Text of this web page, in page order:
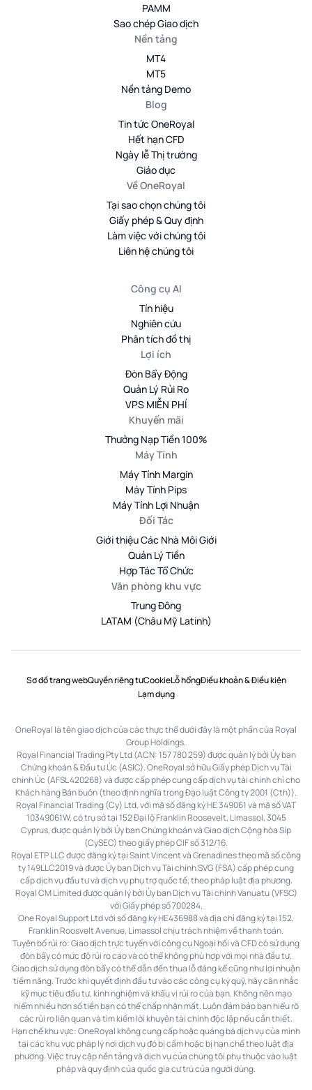
PAMM
Sao chép Giao dịch
Nền tảng
MT4
MT5
Nền tảng Demo
Blog
Tin tức OneRoyal
Hết hạn CFD
Ngày lễ Thị trường
Giáo dục
Về OneRoyal
Tại sao chọn chúng tôi
Giấy phép & Quy định
Làm việc với chúng tôi
Liên hệ chúng tôi
Công cụ AI
Tín hiệu
Nghiên cứu
Phân tích đồ thị
Lợi ích
Đòn Bẩy Động
Quản Lý Rủi Ro
VPS MIỄN PHÍ
Khuyến mãi
Thưởng Nạp Tiền 100%
Máy Tính
Máy Tính Margin
Máy Tính Pips
Máy Tính Lợi Nhuận
Đối Tác
Giới thiệu Các Nhà Môi Giới
Quản Lý Tiền
Hợp Tác Tổ Chức
Văn phòng khu vực
Trung Đông
LATAM (Châu Mỹ Latinh)
Sơ đồ trang webQuyền riêng tưCookieLỗ hổngĐiều khoản & Điều kiện
Lạm dụng
OneRoyal là tên giao dịch của các thực thể dưới đây là một phần của Royal
Group Holdings.
Royal Financial Trading Pty Ltd (ACN: 157 780 259) được quản lý bởi Ủy ban
Chứng khoán & Đầu tư Úc (ASIC). OneRoyal sở hữu Giấy phép Dịch vụ Tài
chính Úc (AFSL 420268) và được cấp phép cung cấp dịch vụ tài chính chỉ cho
Khách hàng Bán buôn (theo định nghĩa trong Đạo luật Công ty 2001 (Cth)).
Royal Financial Trading (Cy) Ltd, với mã số đăng ký HE 349061 và mã số VAT
10349061W, có trụ sở tại 152 Đại lộ Franklin Roosevelt, Limassol, 3045
Cyprus, được quản lý bởi Ủy ban Chứng khoán và Giao dịch Cộng hòa Síp
(CySEC) theo giấy phép CIF số 312/16.
Royal ETP LLC được đăng ký tại Saint Vincent và Grenadines theo mã số công
ty 149LLC2019 và được Ủy ban Dịch vụ Tài chính SVG (FSA) cấp phép cung
cấp dịch vụ đầu tư và dịch vụ phụ trợ quốc tế, theo pháp luật địa phương.
Royal CM Limited được quản lý bởi Ủy ban Dịch vụ Tài chính Vanuatu (VFSC)
với Giấy phép số 700284.
One Royal Support Ltd với số đăng ký HE436988 và địa chỉ đăng ký tại 152,
Franklin Roosvelt Avenue, Limassol chịu trách nhiệm về thanh toán.
Tuyên bố rủi ro: Giao dịch trực tuyến với công cụ Ngoại hối và CFD có sử dụng
đòn bẩy có mức độ rủi ro cao và có thể không phù hợp với mọi nhà đầu tư.
Giao dịch sử dụng đòn bẩy có thể dẫn đến thua lỗ đáng kể cũng như lợi nhuận
tiềm năng. Trước khi quyết định đầu tư vào các công cụ ký quỹ, hãy cân nhắc
kỹ mục tiêu đầu tư, kinh nghiệm và khẩu vị rủi ro của bạn. Không nên mạo
hiểm nhiều hơn số tiền bạn có thể chấp nhận mất. Luôn đảm bảo bạn hiểu rõ
các rủi ro liên quan và tìm kiếm lời khuyên tài chính độc lập nếu cần thiết.
Hạn chế khu vực: OneRoyal không cung cấp hoặc quảng bá dịch vụ của mình
tại các khu vực pháp lý nơi dịch vụ đó bị cấm hoặc bị hạn chế theo luật địa
phương. Việc truy cập nền tảng và dịch vụ của chúng tôi phụ thuộc vào luật
pháp và quy định của quốc gia cư trú của người dùng.